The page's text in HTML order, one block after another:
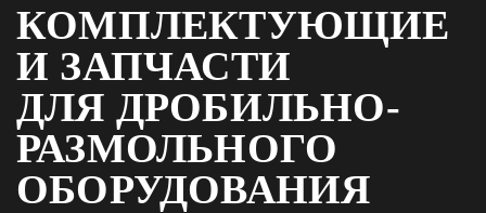
КОМПЛЕКТУЮЩИЕ
И ЗАПЧАСТИ
ДЛЯ ДРОБИЛЬНО-
РАЗМОЛЬНОГО
ОБОРУДОВАНИЯ